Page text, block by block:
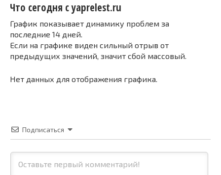
Что сегодня с yaprelest.ru
График показывает динамику проблем за
последние 14 дней.
Если на графике виден сильный отрыв от
предыдущих значений, значит сбой массовый.
Нет данных для отображения графика.
Подписаться